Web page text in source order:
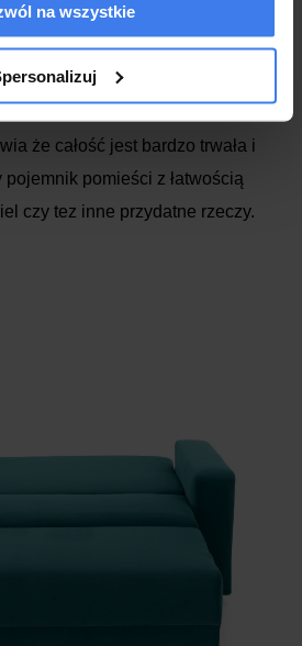
na wszystkie
faliste co w połączeniu z
że całość jest bardzo trwała i
pomieści z łatwością
czy tez inne przydatne rzeczy.